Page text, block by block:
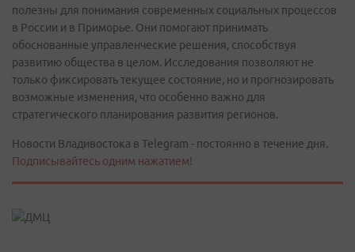
полезны для понимания современных социальных процессов
в России и в Приморье. Они помогают принимать
обоснованные управленческие решения, способствуя
развитию общества в целом. Исследования позволяют не
только фиксировать текущее состояние, но и прогнозировать
возможные изменения, что особенно важно для
стратегического планирования развития регионов.
Новости Владивостока в Telegram - постоянно в течение дня.
Подписывайтесь одним нажатием!